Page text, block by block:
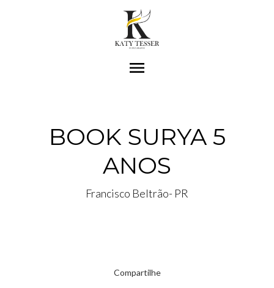
menu
BOOK SURYA 5
ANOS
Francisco Beltrão- PR
Compartilhe